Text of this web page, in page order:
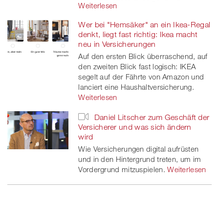
Weiterlesen
Wer bei "Hemsäker" an ein Ikea-Regal
denkt, liegt fast richtig: Ikea macht
neu in Versicherungen
Auf den ersten Blick überraschend, auf
den zweiten Blick fast logisch: IKEA
segelt auf der Fährte von Amazon und
lanciert eine Haushaltversicherung.
Weiterlesen
Daniel Litscher zum Geschäft der
Versicherer und was sich ändern
wird
Wie Versicherungen digital aufrüsten
und in den Hintergrund treten, um im
Vordergrund mitzuspielen. Weiterlesen